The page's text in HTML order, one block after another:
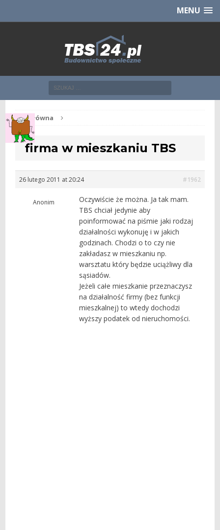
CHCĘ [klik]MENU
Str. główna
firma w mieszkaniu TBS
26 lutego 2011 at 20:24 #1962
Anonim
Oczywiście że można. Ja tak mam.
TBS chciał jedynie aby
poinformować na piśmie jaki rodzaj
działalności wykonuję i w jakich
godzinach. Chodzi o to czy nie
zakładasz w mieszkaniu np.
warsztatu który będzie uciążliwy dla
sąsiadów.
Jeżeli całe mieszkanie przeznaczysz
na działalność firmy (bez funkcji
mieszkalnej) to wtedy dochodzi
wyższy podatek od nieruchomości.